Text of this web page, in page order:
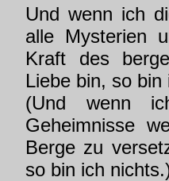
Und wenn ich
alle Mysterien
Kraft des
Liebe bin, so bin
(Und wenn
Geheimnisse
Berge zu
so bin ich